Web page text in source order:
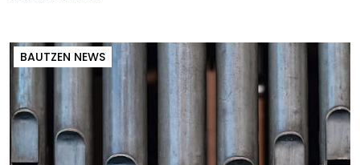
BAUTZEN NEWS